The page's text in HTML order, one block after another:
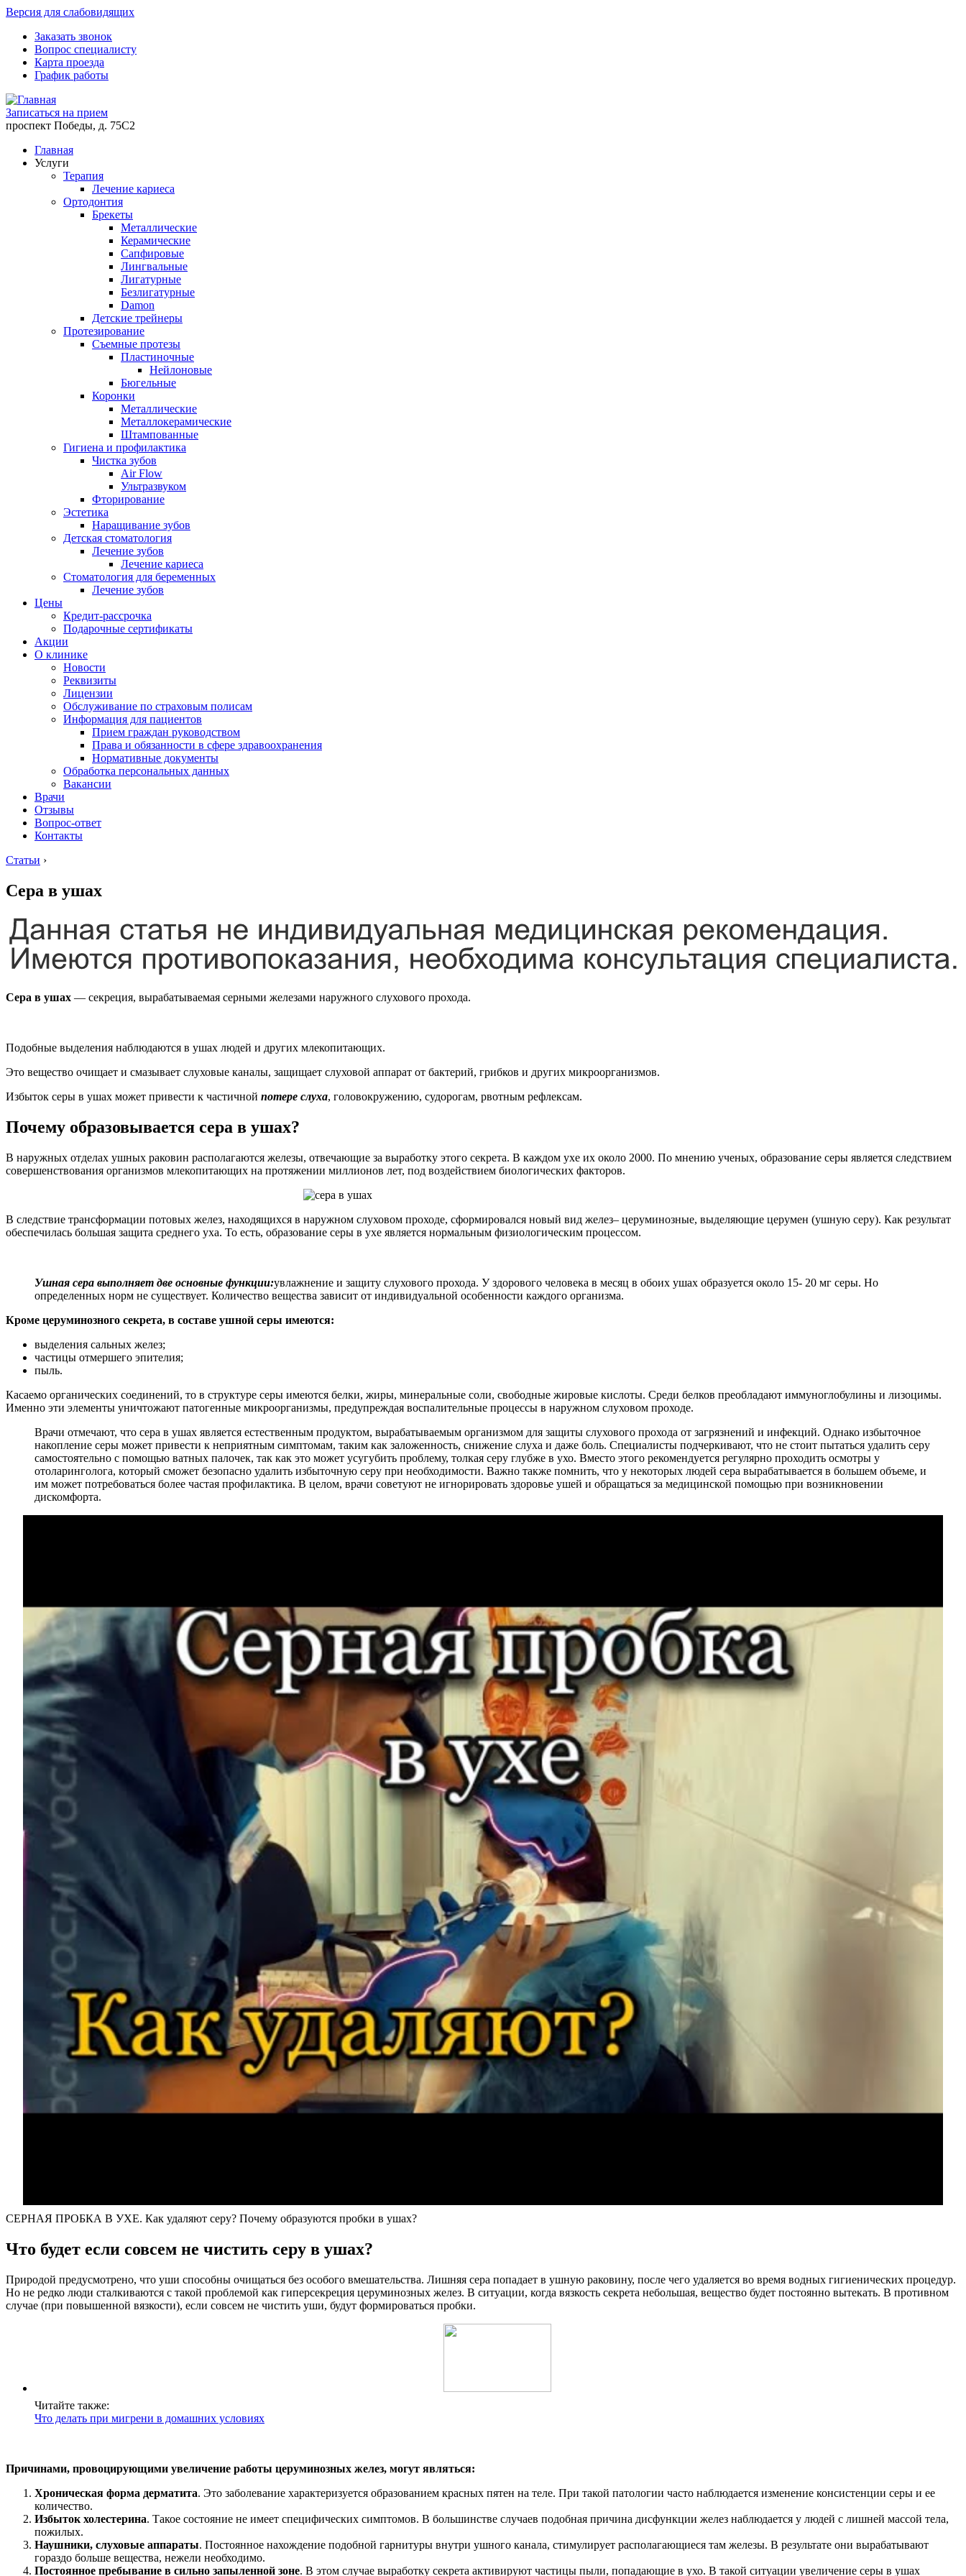
Версия для слабовидящих
Заказать звонок
Вопрос специалисту
Карта проезда
График работы
Записаться на прием
проспект Победы, д. 75C2
Главная
Услуги
Терапия
Лечение кариеса
Ортодонтия
Брекеты
Металлические
Керамические
Cапфировые
Лингвальные
Лигатурные
Безлигатурные
Damon
Детские трейнеры
Протезирование
Съемные протезы
Пластиночные
Нейлоновые
Бюгельные
Коронки
Металлические
Металлокерамические
Штампованные
Гигиена и профилактика
Чистка зубов
Air Flow
Ультразвуком
Фторирование
Эстетика
Наращивание зубов
Детская стоматология
Лечение зубов
Лечение кариеса
Стоматология для беременных
Лечение зубов
Цены
Кредит-рассрочка
Подарочные сертификаты
Акции
О клинике
Новости
Реквизиты
Лицензии
Обслуживание по страховым полисам
Информация для пациентов
Прием граждан руководством
Права и обязанности в сфере здравоохранения
Нормативные документы
Обработка персональных данных
Вакансии
Врачи
Отзывы
Вопрос-ответ
Контакты
Статьи ›
Сера в ушах
Сера в ушах — секреция, вырабатываемая серными железами наружного слухового прохода.
Подобные выделения наблюдаются в ушах людей и других млекопитающих.
Это вещество очищает и смазывает слуховые каналы, защищает слуховой аппарат от бактерий, грибков и других микроорганизмов.
Избыток серы в ушах может привести к частичной потере слуха, головокружению, судорогам, рвотным рефлексам.
Почему образовывается сера в ушах?
В наружных отделах ушных раковин располагаются железы, отвечающие за выработку этого секрета. В каждом ухе их около 2000. По мнению ученых, образование серы является следствием
совершенствования организмов млекопитающих на протяжении миллионов лет, под воздействием биологических факторов.
В следствие трансформации потовых желез, находящихся в наружном слуховом проходе, сформировался новый вид желез– церуминозные, выделяющие церумен (ушную серу). Как результат
обеспечилась большая защита среднего уха. То есть, образование серы в ухе является нормальным физиологическим процессом.
Ушная сера выполняет две основные функции:увлажнение и защиту слухового прохода. У здорового человека в месяц в обоих ушах образуется около 15- 20 мг серы. Но
определенных норм не существует. Количество вещества зависит от индивидуальной особенности каждого организма.
Кроме церуминозного секрета, в составе ушной серы имеются:
выделения сальных желез;
частицы отмершего эпителия;
пыль.
Касаемо органических соединений, то в структуре серы имеются белки, жиры, минеральные соли, свободные жировые кислоты. Среди белков преобладают иммуноглобулины и лизоцимы.
Именно эти элементы уничтожают патогенные микроорганизмы, предупреждая воспалительные процессы в наружном слуховом проходе.
Врачи отмечают, что сера в ушах является естественным продуктом, вырабатываемым организмом для защиты слухового прохода от загрязнений и инфекций. Однако избыточное
накопление серы может привести к неприятным симптомам, таким как заложенность, снижение слуха и даже боль. Специалисты подчеркивают, что не стоит пытаться удалить серу
самостоятельно с помощью ватных палочек, так как это может усугубить проблему, толкая серу глубже в ухо. Вместо этого рекомендуется регулярно проходить осмотры у
отоларинголога, который сможет безопасно удалить избыточную серу при необходимости. Важно также помнить, что у некоторых людей сера вырабатывается в большем объеме, и
им может потребоваться более частая профилактика. В целом, врачи советуют не игнорировать здоровье ушей и обращаться за медицинской помощью при возникновении
дискомфорта.
СЕРНАЯ ПРОБКА В УХЕ. Как удаляют серу? Почему образуются пробки в ушах?
Что будет если совсем не чистить серу в ушах?
Природой предусмотрено, что уши способны очищаться без особого вмешательства. Лишняя сера попадает в ушную раковину, после чего удаляется во время водных гигиенических процедур.
Но не редко люди сталкиваются с такой проблемой как гиперсекреция церуминозных желез. В ситуации, когда вязкость секрета небольшая, вещество будет постоянно вытекать. В противном
случае (при повышенной вязкости), если совсем не чистить уши, будут формироваться пробки.
Читайте также:
Что делать при мигрени в домашних условиях
Причинами, провоцирующими увеличение работы церуминозных желез, могут являться:
Хроническая форма дерматита. Это заболевание характеризуется образованием красных пятен на теле. При такой патологии часто наблюдается изменение консистенции серы и ее
количество.
Избыток холестерина. Такое состояние не имеет специфических симптомов. В большинстве случаев подобная причина дисфункции желез наблюдается у людей с лишней массой тела,
пожилых.
Наушники, слуховые аппараты. Постоянное нахождение подобной гарнитуры внутри ушного канала, стимулирует располагающиеся там железы. В результате они вырабатывают
гораздо больше вещества, нежели необходимо.
Постоянное пребывание в сильно запыленной зоне. В этом случае выработку секрета активируют частицы пыли, попадающие в ухо. В такой ситуации увеличение серы в ушах